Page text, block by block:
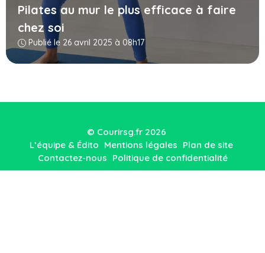
Pilates au mur le plus efficace à faire
chez soi
Publié le 26 avril 2025 à 08h17
© Courirsg.fr 2026
L’équipe & Édito Mentions légales Plan de site
Contactez-nous Politique de confidentialité